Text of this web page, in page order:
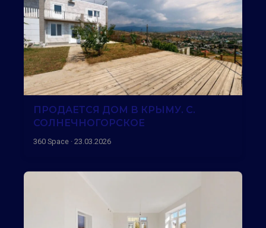
ПРОДАЕТСЯ ДОМ В КРЫМУ. С.
СОЛНЕЧНОГОРСКОЕ
360 Space · 23.03.2026